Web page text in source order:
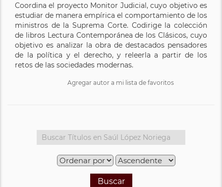
Coordina el proyecto Monitor Judicial, cuyo objetivo es
estudiar de manera empírica el comportamiento de los
ministros de la Suprema Corte. Codirige la colección
de libros Lectura Contemporánea de los Clásicos, cuyo
objetivo es analizar la obra de destacados pensadores
de la política y el derecho, y releerla a partir de los
retos de las sociedades modernas.
Agregar autor a mi lista de favoritos
Buscar